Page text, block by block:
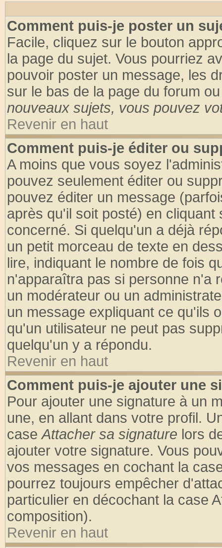
Comment puis-je poster un
Facile, cliquez sur le bouton
la page du sujet. Vous pourriez
pouvoir poster un message, les
sur le bas de la page du forum
nouveaux sujets, vous pouvez
Revenir en haut
Comment puis-je éditer ou
A moins que vous soyez
pouvez seulement éditer ou
pouvez éditer un message
après qu'il soit posté) en
concerné. Si quelqu'un a déjà
un petit morceau de texte en
lire, indiquant le nombre de fois
n'apparaîtra pas si personne n'a
un modérateur ou un
un message expliquant ce qu'ils
qu'un utilisateur ne peut pas
quelqu'un y a répondu.
Revenir en haut
Comment puis-je ajouter une
Pour ajouter une signature à un
une, en allant dans votre profil.
caseAttacher sa signature lors
ajouter votre signature. Vous
vos messages en cochant la
pourrez toujours empêcher
particulier en décochant la case
composition).
Revenir en haut